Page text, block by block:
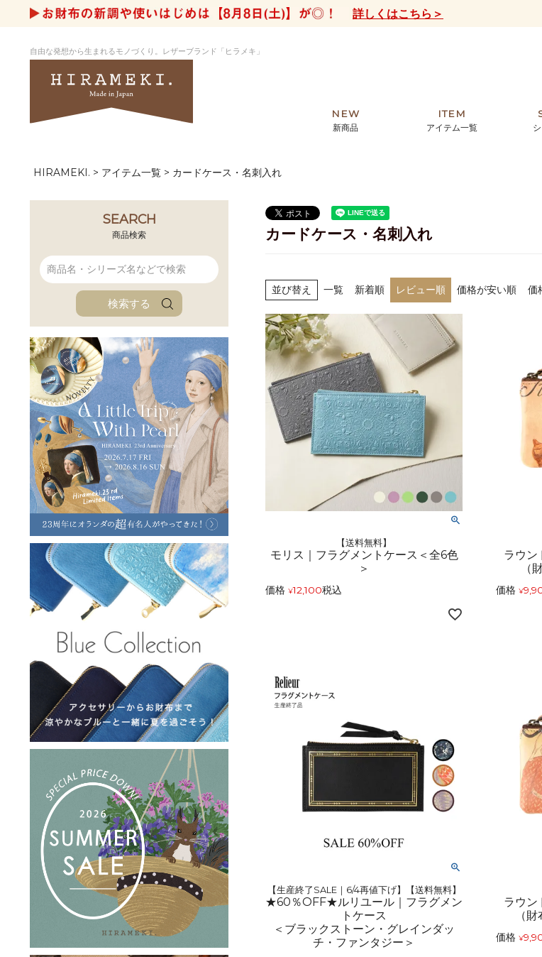
詳しくはこちら＞
自由な発想から生まれるモノづくり。レザーブランド「ヒラメキ」
NEW
新商品
ITEM
アイテム一覧
長財布
ミニ財布
バッグ チャーム・キーホルダー
シーナリーオブザコメット
ブルーアート シャーク ルリユール
アーキライン
イタリアンレザー ブライトン
ローダ アートレザーバッグ 山猫ホテル
ラフヴィンテージ キャンバス アートフラグメント
ハレノヒプロジェクト
HIRAMEKI. アイテム一覧 カードケース・名刺入れ
SEARCH
商品検索
検索する
カードケース・名刺入れ
並び替え 一覧 新着順 レビュー順 価格が安い順 価
【送料無料】
モリス｜フラグメントケース＜全6色
＞
価格 ¥12,100税込
ラウン
（
価格 ¥
【生産終了SALE｜6/4再値下げ】【送料無料】
★60％OFF★ルリユール｜フラグメン
トケース
＜ブラックストーン・グレインダッ
チ・ファンタジー＞
ラウン
（
価格 ¥